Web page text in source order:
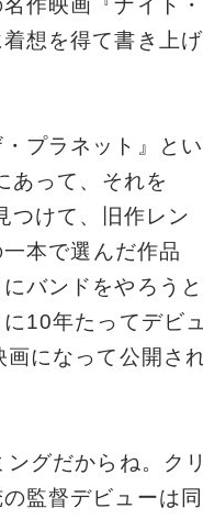
作映画『ナイト・
想を得て書き上げ
・プラネット』とい
あって、それを
つけて、旧作レン
本で選んだ作品
バンドをやろうと
10年たってデビ
になって公開さ
グだからね。ク
監督デビューは同